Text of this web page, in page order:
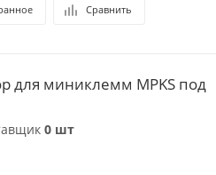
Сравнить
для миниклемм MPKS под
0 шт